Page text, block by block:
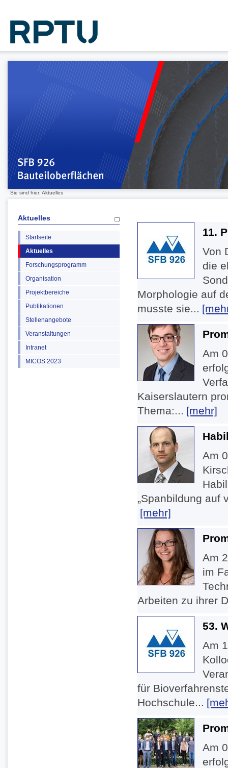
Sie sind hier: Aktuelles
Aktuelles
Startseite
Aktuelles
Forschungsprogramm
Organisation
Projektbereiche
Publikationen
Stellenangebote
Veranstaltungen
Intranet
MICOS 2023
11.
Von
die
Morphologie auf
musste sie...
Am
Kaiserslautern
Thema:... [mehr]
Am
„Spanbildung auf
[mehr]
Am
im
Arbeiten zu ihrer
53.
Am
für
Hochschule...
Am